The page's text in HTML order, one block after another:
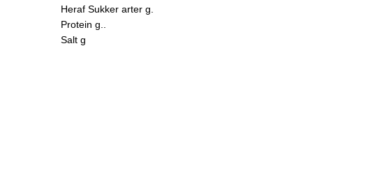
Heraf Sukker arter g.
Protein g..
Salt g